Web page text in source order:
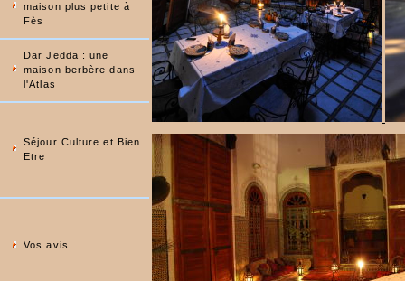
maison plus petite à
Fès
Dar Jedda : une
maison berbère dans
l'Atlas
Séjour Culture et Bien
Etre
Vos avis